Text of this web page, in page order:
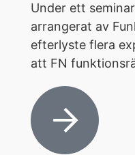
Under ett
arrangerat av
efterlyste flera
att FN